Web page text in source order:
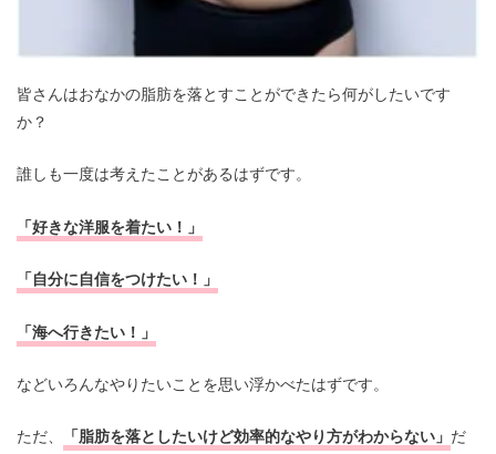
皆さんはおなかの脂肪を落とすことができたら何がしたいです
か？
誰しも一度は考えたことがあるはずです。
「好きな洋服を着たい！」
「自分に自信をつけたい！」
「海へ行きたい！」
などいろんなやりたいことを思い浮かべたはずです。
ただ、 「脂肪を落としたいけど効率的なやり方がわからない」 だ